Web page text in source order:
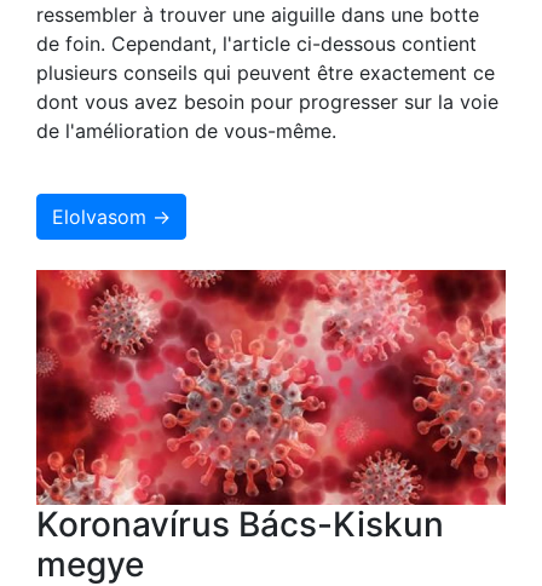
ressembler à trouver une aiguille dans une botte
de foin. Cependant, l'article ci-dessous contient
plusieurs conseils qui peuvent être exactement ce
dont vous avez besoin pour progresser sur la voie
de l'amélioration de vous-même.
Elolvasom →
Koronavírus Bács-Kiskun
megye